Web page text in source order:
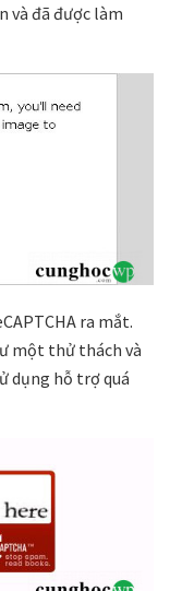
và đã được làm
ra mắt.
một thử thách và
dụng hỗ trợ quá